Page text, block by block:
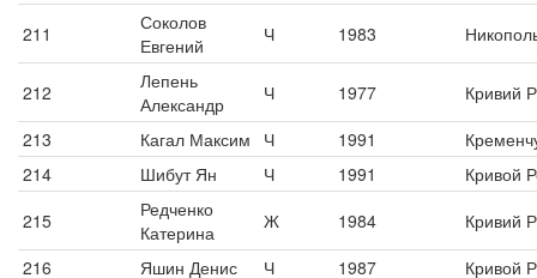
211
Соколов
Евгений
Ч 1983
212
Лепень
Александр
Ч 1977
Кривий
213
Кагал Максим Ч 1991
214
Шибут Ян Ч 1991
Кривой
215
Редченко
Катерина
Ж 1984
Кривий
216
Яшин Денис Ч 1987
Кривой